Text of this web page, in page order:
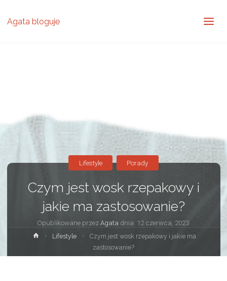
Agata bloguje
Czym jest wosk rzepakowy i
jakie ma zastosowanie?
Opublikowane przezAgata dnia 12 czerwca, 2023
Lifestyle Porady
StronaLifestyle
Czym jest wosk rzepakowy i jakie ma
zastosowanie?